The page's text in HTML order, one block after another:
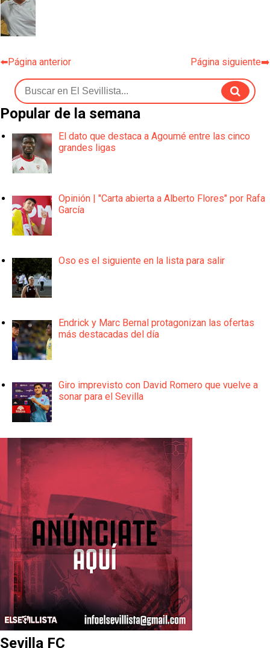
⬅️Página anterior Página siguiente➡️
Popular de la semana
El dato que destaca a Agoumé entre las cinco
grandes ligas
Opinión | "Carta abierta a Alberto Flores" por Rafa
García
Oso es el siguiente en la lista para salir
Endrick y Marc Bernal protagonizan las ofertas
más destacadas del día
Giro imprevisto con David Romero que vuelve a
sonar para el Sevilla
Sevilla FC